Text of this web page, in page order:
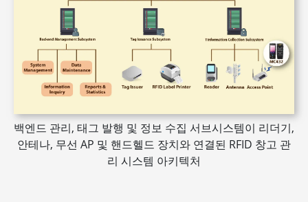
백엔드 관리, 태그 발행 및 정보 수집 서브시스템이 리더기,
안테나, 무선 AP 및 핸드헬드 장치와 연결된 RFID 창고 관
리 시스템 아키텍처